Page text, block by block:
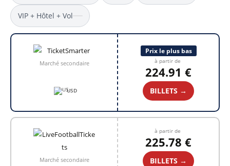
VIP + Hôtel + Vol
Marché secondaire
USD
Prix le plus bas
à partir de
224.91 €
BILLETS →
Marché secondaire
à partir de
225.78 €
BILLETS →